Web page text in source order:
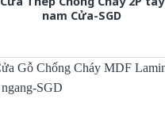
nam Cửa-SGD